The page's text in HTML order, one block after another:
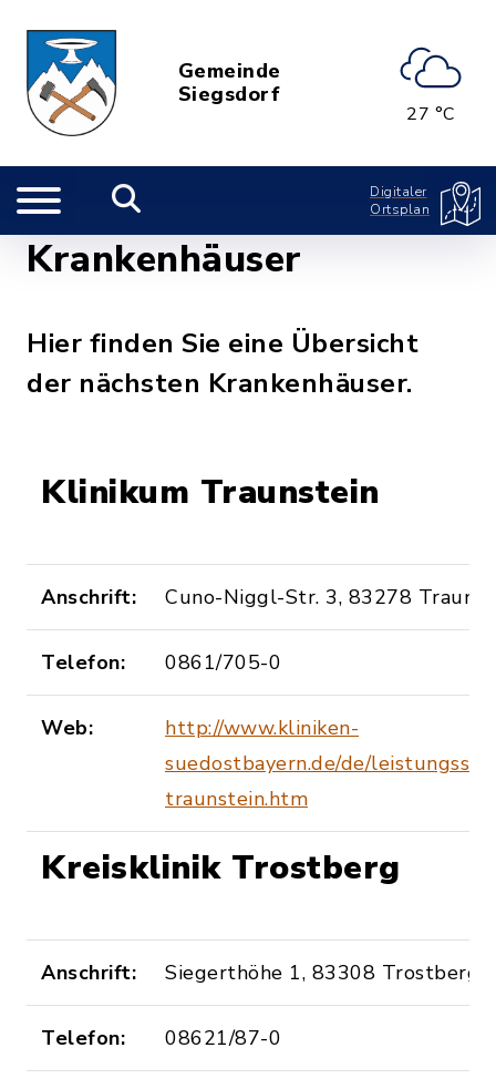
Gemeinde
Siegsdorf
27 °C
Digitaler
Ortsplan
Krankenhäuser
Hier finden Sie eine Übersicht
der nächsten Krankenhäuser.
Klinikum Traunstein
Anschrift: Cuno-Niggl-Str. 3, 83278
Telefon: 0861/705-0
Web:
http://www.kliniken-
suedostbayern.de/de/
traunstein.htm
Kreisklinik Trostberg
Anschrift: Siegerthöhe 1, 83308 Trostberg
Telefon: 08621/87-0